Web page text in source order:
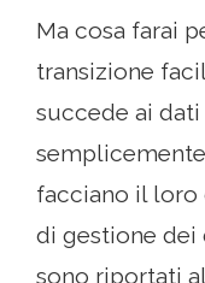
Ma cosa farai
transizione
succede ai
facciano il loro
di gestione dei
sono riportati